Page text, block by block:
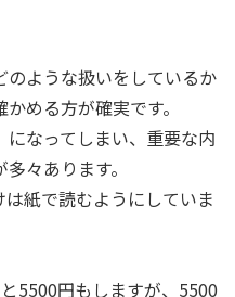
のような扱いをしているか
める方が確実です。
なってしまい、重要な内
々あります。
紙で読むようにしていま
5500円もしますが、5500